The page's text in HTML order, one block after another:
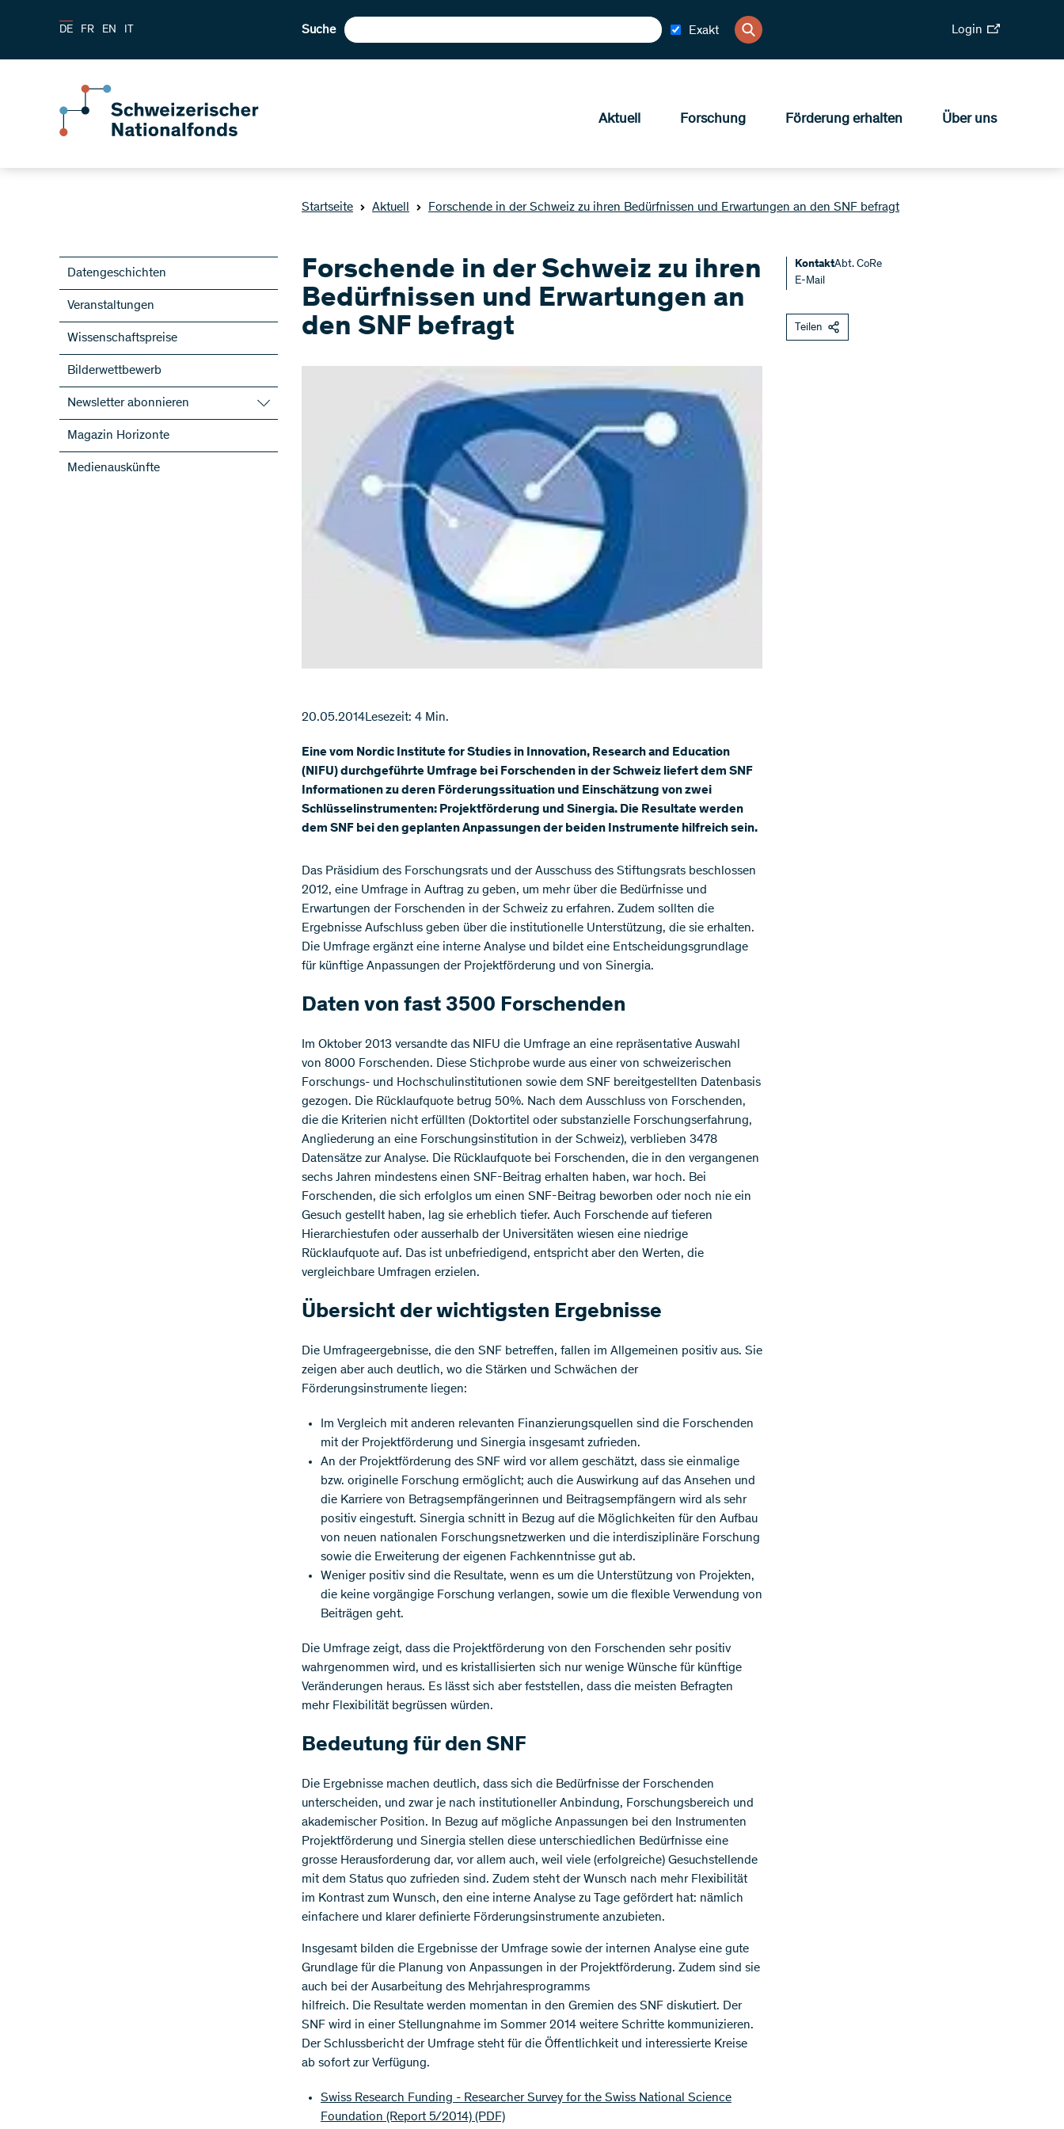
DE FR EN IT Suche Exakt Login
Aktuell Forschung Förderung erhalten Über uns
Startseite Aktuell Forschende in der Schweiz zu ihren Bedürfnissen und Erwartungen an den SNF befragt
Datengeschichten
Veranstaltungen
Wissenschaftspreise
Bilderwettbewerb
Newsletter abonnieren
SNF-Newsletter abonnieren
Newsletter der NFP abonnieren
ScienceGeist
Magazin Horizonte
Medienauskünfte
Forschende in der Schweiz zu ihren
Bedürfnissen und Erwartungen an
den SNF befragt
20.05.2014Lesezeit: 4 Min.
Eine vom Nordic Institute for Studies in Innovation, Research and Education
(NIFU) durchgeführte Umfrage bei Forschenden in der Schweiz liefert dem SNF
Informationen zu deren Förderungssituation und Einschätzung von zwei
Schlüsselinstrumenten: Projektförderung und Sinergia. Die Resultate werden
dem SNF bei den geplanten Anpassungen der beiden Instrumente hilfreich sein.
​Das Präsidium des Forschungsrats und der Ausschuss des Stiftungsrats beschlossen
2012, eine Umfrage in Auftrag zu geben, um mehr über die Bedürfnisse und
Erwartungen der Forschenden in der Schweiz zu erfahren. Zudem sollten die
Ergebnisse Aufschluss geben über die institutionelle Unterstützung, die sie erhalten.
Die Umfrage ergänzt eine interne Analyse und bildet eine Entscheidungsgrundlage
für künftige Anpassungen der Projektförderung und von Sinergia.
Daten von fast 3500 Forschenden
Im Oktober 2013 versandte das NIFU die Umfrage an eine repräsentative Auswahl
von 8000 Forschenden. Diese Stichprobe wurde aus einer von schweizerischen
Forschungs- und Hochschulinstitutionen sowie dem SNF bereitgestellten Datenbasis
gezogen. Die Rücklaufquote betrug 50%. Nach dem Ausschluss von Forschenden,
die die Kriterien nicht erfüllten (Doktortitel oder substanzielle Forschungserfahrung,
Angliederung an eine Forschungsinstitution in der Schweiz), verblieben 3478
Datensätze zur Analyse. Die Rücklaufquote bei Forschenden, die in den vergangenen
sechs Jahren mindestens einen SNF-Beitrag erhalten haben, war hoch. Bei
Forschenden, die sich erfolglos um einen SNF-Beitrag beworben oder noch nie ein
Gesuch gestellt haben, lag sie erheblich tiefer. Auch Forschende auf tieferen
Hierarchiestufen oder ausserhalb der Universitäten wiesen eine niedrige
Rücklaufquote auf. Das ist unbefriedigend, entspricht aber den Werten, die
vergleichbare Umfragen erzielen.
Übersicht der wichtigsten Ergebnisse
Die Umfrageergebnisse, die den SNF betreffen, fallen im Allgemeinen positiv aus. Sie
zeigen aber auch deutlich, wo die Stärken und Schwächen der
Förderungsinstrumente liegen:
Im Vergleich mit anderen relevanten Finanzierungsquellen sind die Forschenden
mit der Projektförderung und Sinergia insgesamt zufrieden.
An der Projektförderung des SNF wird vor allem geschätzt, dass sie einmalige
bzw. originelle Forschung ermöglicht; auch die Auswirkung auf das Ansehen und
die Karriere von Betragsempfängerinnen und Beitragsempfängern wird als sehr
positiv eingestuft. Sinergia schnitt in Bezug auf die Möglichkeiten für den Aufbau
von neuen nationalen Forschungsnetzwerken und die interdisziplinäre Forschung
sowie die Erweiterung der eigenen Fachkenntnisse gut ab.
Weniger positiv sind die Resultate, wenn es um die Unterstützung von Projekten,
die keine vorgängige Forschung verlangen, sowie um die flexible Verwendung von
Beiträgen geht.
Die Umfrage zeigt, dass die Projektförderung von den Forschenden sehr positiv
wahrgenommen wird, und es kristallisierten sich nur wenige Wünsche für künftige
Veränderungen heraus. Es lässt sich aber feststellen, dass die meisten Befragten
mehr Flexibilität begrüssen würden.
Bedeutung für den SNF
Die Ergebnisse machen deutlich, dass sich die Bedürfnisse der Forschenden
unterscheiden, und zwar je nach institutioneller Anbindung, Forschungsbereich und
akademischer Position. In Bezug auf mögliche Anpassungen bei den Instrumenten
Projektförderung und Sinergia stellen diese unterschiedlichen Bedürfnisse eine
grosse Herausforderung dar, vor allem auch, weil viele (erfolgreiche) Gesuchstellende
mit dem Status quo zufrieden sind. Zudem steht der Wunsch nach mehr Flexibilität
im Kontrast zum Wunsch, den eine interne Analyse zu Tage gefördert hat: nämlich
einfachere und klarer definierte Förderungsinstrumente anzubieten.
Insgesamt bilden die Ergebnisse der Umfrage sowie der internen Analyse eine gute
Grundlage für die Planung von Anpassungen in der Projektförderung. Zudem sind sie
auch bei der Ausarbeitung des Mehrjahresprogramms
hilfreich. Die Resultate werden momentan in den Gremien des SNF diskutiert. Der
SNF wird in einer Stellungnahme im Sommer 2014 weitere Schritte kommunizieren.
Der Schlussbericht der Umfrage steht für die Öffentlichkeit und interessierte Kreise
ab sofort zur Verfügung.
Swiss Research Funding - Researcher Survey for the Swiss National Science
Foundation (Report 5/2014) (PDF)
KontaktAbt. CoRe
E-Mail
Teilen